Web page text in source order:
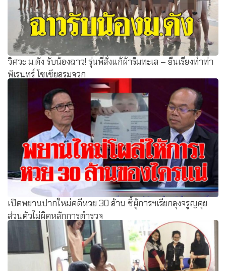
วิศวะ ม.ดัง รับน้องฉาว! รุ่นพี่สั่งแก้ผ้าริมทะเล – ยืนเรียงทำท่า
พิเรนทร์ โซเชียลรุมจวก
เปิดพยานปากใหม่คดีหวย 30 ล้าน ชี้ผู้การฯเรียกลุงจรูญคุย
ส่วนตัวไม่ผิดหลักการตำรวจ